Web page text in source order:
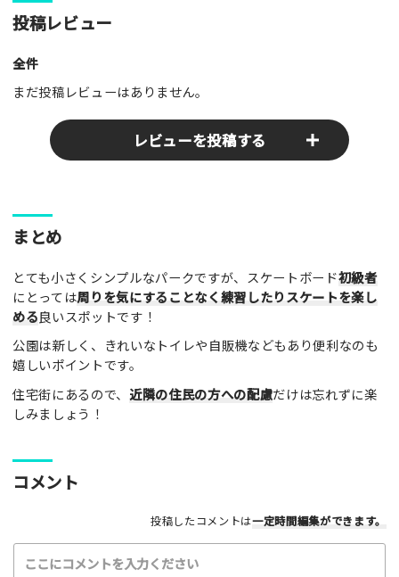
投稿レビュー
全件
まだ投稿レビューはありません。
レビューを投稿する
ここのパークやスポットの感想をぜひお寄せください！みんな
の参考となります！
レビュータイトル（※必須）
レビュー本文（※必須）
利用したもの
インラインスケート
BMX
スクーター
その他
まとめ
とても小さくシンプルなパークですが、スケートボード初級者
にとっては周りを気にすることなく練習したりスケートを楽し
める良いスポットです！
公園は新しく、きれいなトイレや自販機などもあり便利なのも
嬉しいポイントです。
住宅街にあるので、 近隣の住民の方への配慮だけは忘れずに楽
しみましょう！
コメント
投稿したコメントは一定時間編集ができます。